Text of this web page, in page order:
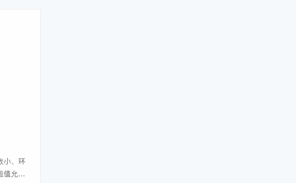
小、环
值允许